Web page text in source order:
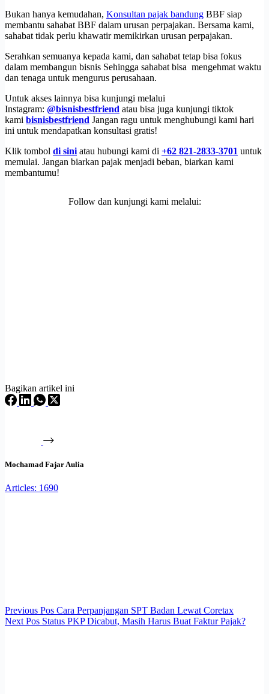
Bukan hanya kemudahan, Konsultan pajak bandung BBF siap
membantu sahabat BBF dalam urusan perpajakan. Bersama kami,
sahabat tidak perlu khawatir memikirkan urusan perpajakan.
Serahkan semuanya kepada kami, dan sahabat tetap bisa fokus
dalam membangun bisnis Sehingga sahabat bisa mengehmat waktu
dan tenaga untuk mengurus perusahaan.
Untuk akses lainnya bisa kunjungi melalui
Instagram: @bisnisbestfriend atau bisa juga kunjungi tiktok
kami bisnisbestfriend Jangan ragu untuk menghubungi kami hari
ini untuk mendapatkan konsultasi gratis!
Klik tombol di sini atau hubungi kami di +62 821-2833-3701 untuk
memulai. Jangan biarkan pajak menjadi beban, biarkan kami
membantumu!
Follow dan kunjungi kami melalui:
Bagikan artikel ini
Mochamad Fajar Aulia
Articles: 1690
Previous Pos Cara Perpanjangan SPT Badan Lewat Coretax
Next Pos Status PKP Dicabut, Masih Harus Buat Faktur Pajak?